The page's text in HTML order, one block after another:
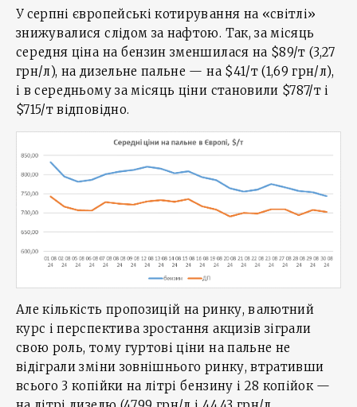
У серпні європейські котирування на «світлі»
знижувалися слідом за нафтою. Так, за місяць
середня ціна на бензин зменшилася на $89/т (3,27
грн/л), на дизельне пальне — на $41/т (1,69 грн/л),
і в середньому за місяць ціни становили $787/т і
$715/т відповідно.
Але кількість пропозицій на ринку, валютний
курс і перспектива зростання акцизів зіграли
свою роль, тому гуртові ціни на пальне не
відіграли зміни зовнішнього ринку, втративши
всього 3 копійки на літрі бензину і 28 копійок —